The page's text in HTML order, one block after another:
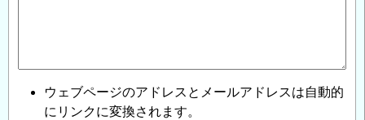
ウェブページのアドレスとメールアドレスは自動的
にリンクに変換されます。